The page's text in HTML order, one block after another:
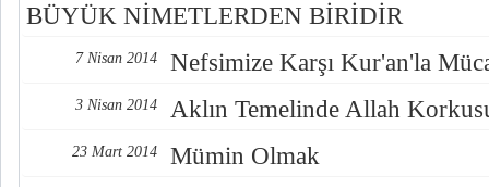
BÜYÜK NİMETLERDEN BİRİDİR
7 Nisan 2014 Nefsimize Karşı Kur'an'la
3 Nisan 2014 Aklın Temelinde Allah
23 Mart 2014 Mümin Olmak